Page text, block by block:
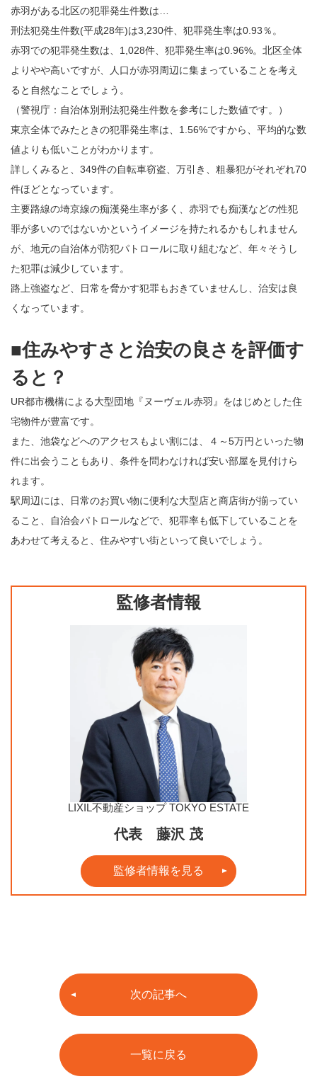
赤羽がある北区の犯罪発生件数は…
刑法犯発生件数(平成28年)は3,230件、犯罪発生率は0.93％。
赤羽での犯罪発生数は、1,028件、犯罪発生率は0.96%。北区全体
よりやや高いですが、人口が赤羽周辺に集まっていることを考え
ると自然なことでしょう。
（警視庁：自治体別刑法犯発生件数を参考にした数値です。）
東京全体でみたときの犯罪発生率は、1.56%ですから、平均的な数
値よりも低いことがわかります。
詳しくみると、349件の自転車窃盗、万引き、粗暴犯がそれぞれ70
件ほどとなっています。
主要路線の埼京線の痴漢発生率が多く、赤羽でも痴漢などの性犯
罪が多いのではないかというイメージを持たれるかもしれません
が、地元の自治体が防犯パトロールに取り組むなど、年々そうし
た犯罪は減少しています。
路上強盗など、日常を脅かす犯罪もおきていませんし、治安は良
くなっています。
■住みやすさと治安の良さを評価す
ると？
UR都市機構による大型団地『ヌーヴェル赤羽』をはじめとした住
宅物件が豊富です。
また、池袋などへのアクセスもよい割には、４～5万円といった物
件に出会うこともあり、条件を問わなければ安い部屋を見付けら
れます。
駅周辺には、日常のお買い物に便利な大型店と商店街が揃ってい
ること、自治会パトロールなどで、犯罪率も低下していることを
あわせて考えると、住みやすい街といって良いでしょう。
監修者情報
LIXIL不動産ショップ TOKYO ESTATE
代表 藤沢 茂
監修者情報を見る
次の記事へ
一覧に戻る